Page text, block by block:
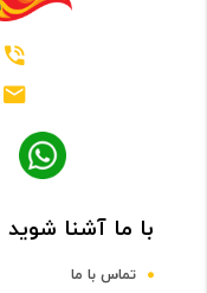
DDR3
با ما آشنا شوید
تماس با ما